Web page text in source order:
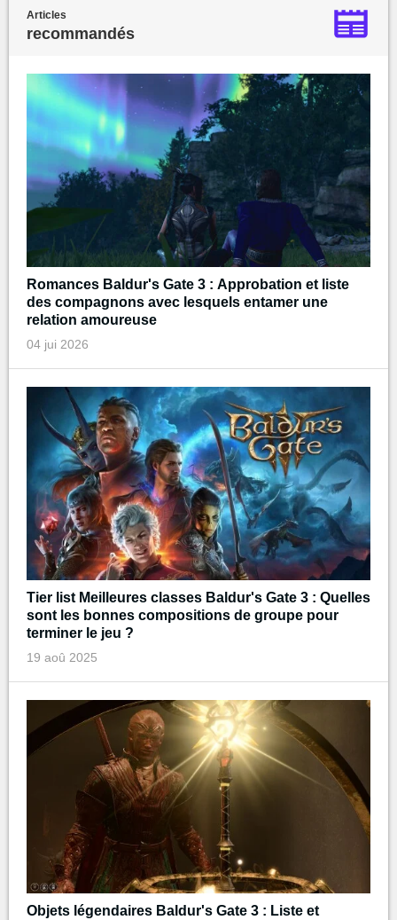
Articles
recommandés
Romances Baldur's Gate 3 : Approbation et liste
des compagnons avec lesquels entamer une
relation amoureuse
04 jui 2026
Tier list Meilleures classes Baldur's Gate 3 : Quelles
sont les bonnes compositions de groupe pour
terminer le jeu ?
19 aoû 2025
Objets légendaires Baldur's Gate 3 : Liste et